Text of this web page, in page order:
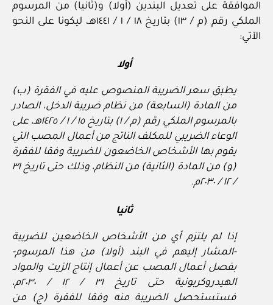
الموافقة على تعديل البندين (أولا) و(ثانيا) من المرسوم
الملكي رقم (م / ١٣) بتاريخ ١٨ / ١ / ١٤٤١هـ، ليكونا على النحو
الآتي:
أولا
يطبق سعر الضريبة المنصوص عليه في الفقرة (ب)
من المادة (السابعة) من نظام ضريبة الدخل، الصادر
بالمرسوم الملكي رقم (م / ١) بتاريخ ١٥ / ١ / ١٤٢٥هـ، على
الوعاء الضريبي للمكلف الناتج من أعمال المصب التي
يقوم بها الأشخاص الخاضعون للضريبة وفقا للفقرة
(و) من المادة (الثانية) من النظام، وذلك حتى تاريخ ٣١
/ ١٢ / ٢٠٣٠م.
ثانيا
إذا لم يلتزم أي من الأشخاص الخاضعين للضريبة
-المشار إليهم في البند (أولا) من هذا المرسوم-
بفصل أعمال المصب عن أعمال إنتاج الزيت والمواد
الهيدروكربونية حتى تاريخ ٣١ / ١٢ / ٢٠٣٠م،
فستستحصل الضريبة منه وفقا للفقرة (ج) من